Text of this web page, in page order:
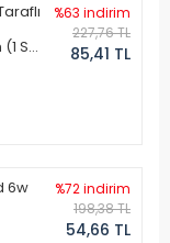
Set
%63 indirim
227,76 TL
85,41 TL
6w
%72 indirim
198,38 TL
54,66 TL